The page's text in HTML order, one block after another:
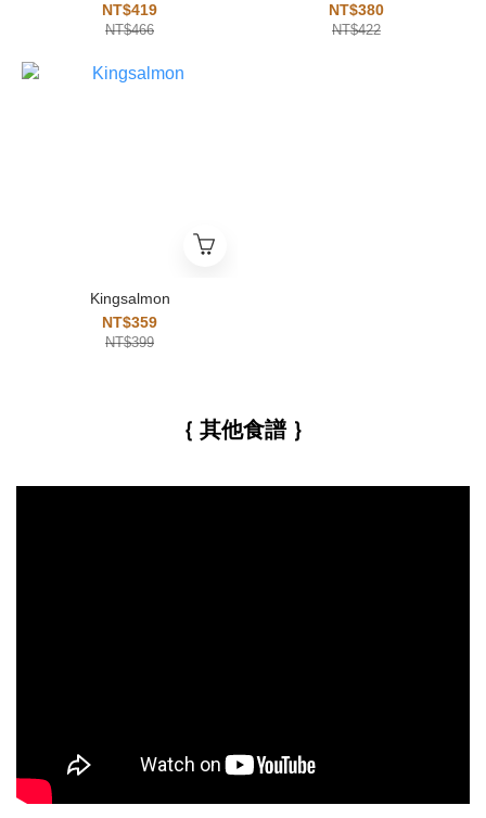
NT$419
NT$466
NT$380
NT$422
Kingsalmon
NT$359
NT$399
｛ 其他食譜 ｝